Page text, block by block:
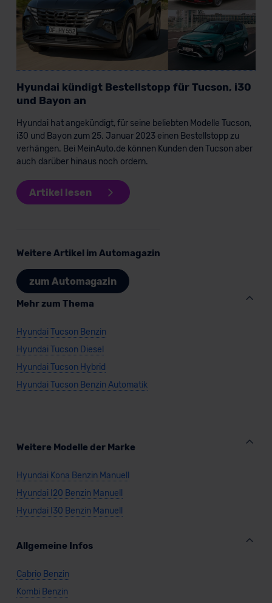
außerhalb der EU zu übermitteln oder dort verarbeiten zu
lassen. Soweit eine Übermittlung in ein Land außerhalb
der EU erfolgt, erfolgt dies ausschließlich auf der
Grundlage eines Angemessenheitsbeschlusses der EU-
Kommission (Art. 45 Abs. 1 DSGVO), von
Standarddatenschutzklauseln (Art. 46 Abs. 2 lit. c
DSGVO) oder wenn Sie hierzu Ihre Einwilligung freiwillig
Datenschutzklauseln können Sie über den Kontakt zu
unserem Datenschutzbeauftragten unter
datenschutz@meinauto.de anfordern.
Datenschutzerklärung Impressum
Hyundai kündigt Bestellstopp für Tucson, i30
und Bayon an
Hyundai hat angekündigt, für seine beliebten Modelle Tucson,
i30 und Bayon zum 25. Januar 2023 einen Bestellstopp zu
verhängen. Bei MeinAuto.de können Kunden den Tucson aber
auch darüber hinaus noch ordern.
Artikel lesen
Weitere Artikel im Automagazin
zum Automagazin
Mehr zum Thema
Hyundai Tucson Benzin
Hyundai Tucson Diesel
Hyundai Tucson Hybrid
Hyundai Tucson Benzin Automatik
Weitere Modelle der Marke
Hyundai Kona Benzin Manuell
Hyundai I20 Benzin Manuell
Hyundai I30 Benzin Manuell
Allgemeine Infos
Cabrio Benzin
Kombi Benzin